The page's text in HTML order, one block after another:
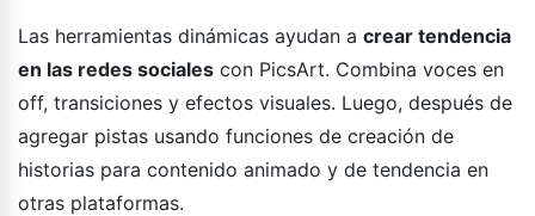
Las herramientas dinámicas ayudan a crear tendencia
en las redes sociales con PicsArt. Combina voces en
off, transiciones y efectos visuales. Luego, después de
agregar pistas usando funciones de creación de
historias para contenido animado y de tendencia en
otras plataformas.